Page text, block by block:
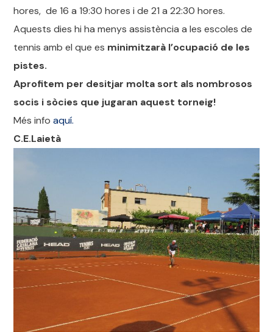
hores, de 16 a 19:30 hores i de 21 a 22:30 hores.
Aquests dies hi ha menys assistència a les escoles de
tennis amb el que es minimitzarà l’ocupació de les
pistes.
Aprofitem per desitjar molta sort als nombrosos
socis i sòcies que jugaran aquest torneig!
Més infoaquí.
C.E.Laietà